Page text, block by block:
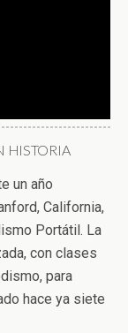
HISTORIA
un año
California,
Portátil. La
con clases
para
hace ya siete